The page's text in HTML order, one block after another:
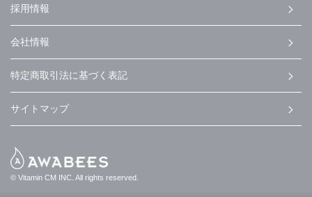
採用情報
会社情報
特定商取引法に基づく表記
サイトマップ
© Vitamin CM INC. All rights reserved.